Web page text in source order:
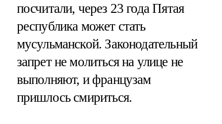
посчитали, через 23 года Пятая
республика может стать
мусульманской. Законодательный
запрет не молиться на улице не
выполняют, и французам
пришлось смириться.